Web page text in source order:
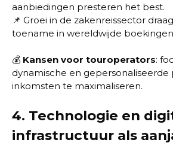
aanbiedingen presteren het best.
📌 Groei in de zakenreissector
toename in wereldwijde
💰 Kansen voor touroperators:
dynamische en gepersonaliseerde
inkomsten te maximaliseren.
4. Technologie en
infrastructuur als